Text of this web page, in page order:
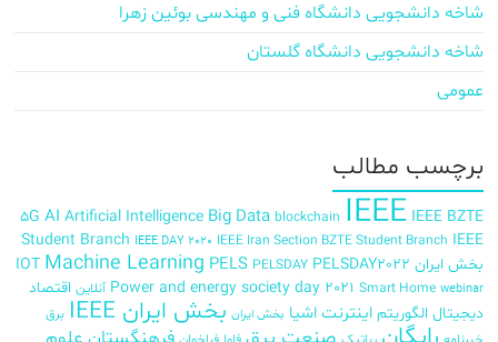
شاخه دانشجویی دانشگاه فنی و مهندسی بوئین زهرا
شاخه دانشجویی دانشگاه گلستان
عمومی
برچسب‌ مطالب
5G AI Artificial Intelligence Big Data blockchain IEEE IEEE BZTE
Student Branch IEEE DAY 2020 IEEE Iran Section BZTE Student Branch IEEE
بخش ایران
IOT Machine Learning PELS PELSDAY PELSDAY2022
Power and energy society day 2021 Smart Home webinar آنلاین اقتصاد
دیجیتال الگوریتم اینترنت اشیا بخش ایران بخش ایران IEEE
برق